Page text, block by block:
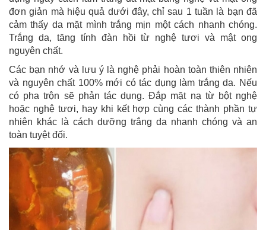
đơn giản mà hiệu quả dưới đây, chỉ sau 1 tuần là bạn đã
cảm thấy da mặt mình trắng mịn một cách nhanh chóng.
Trắng da, tăng tính đàn hồi từ nghệ tươi và mật ong
nguyên chất.
Các bạn nhớ và lưu ý là nghệ phải hoàn toàn thiên nhiên
và nguyên chất 100% mới có tác dụng làm trắng da. Nếu
có pha trộn sẽ phản tác dụng. Đắp mặt nạ từ bột nghệ
hoặc nghệ tươi, hay khi kết hợp cùng các thành phần tự
nhiên khác là cách dưỡng trắng da nhanh chóng và an
toàn tuyệt đối.